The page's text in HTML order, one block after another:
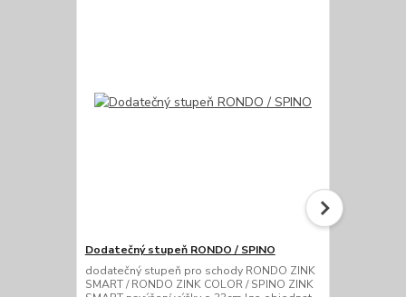
Dodatečný stupeň RONDO / SPINO
dodatečný stupeň pro schody RONDO ZINK
SMART / RONDO ZINK COLOR / SPINO ZINK